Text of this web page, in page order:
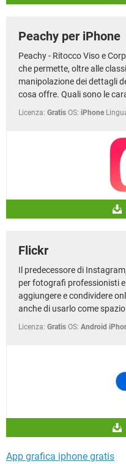
Peachy per iPhone
Peachy - Ritocco Viso e
che permette, oltre alle
manipolazione dei dettagli
cosa offre. Quali sono le
Licenza: Gratis OS: iPhone
Flickr
Il predecessore di
per fotografi professionisti
aggiungere e condividere
anche di usarlo come
Licenza: Gratis OS: Android
App grafica iphone gratis